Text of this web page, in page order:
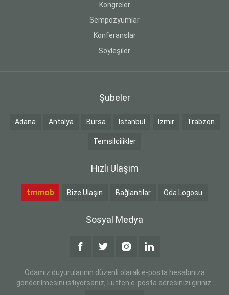
Kongreler
Sempozyumlar
Konferanslar
Söyleşiler
Şubeler
Adana Antalya Bursa İstanbul İzmir Trabzon
Temsilcilikler
Hızlı Ulaşım
tmmob Bize Ulaşın Bağlantılar Oda Logosu
Sosyal Medya
Odamız duyurularının düzenli olarak e-posta hesabınıza
gönderilmesini istiyorsanız; Lütfen e-posta adresinizi giriniz.